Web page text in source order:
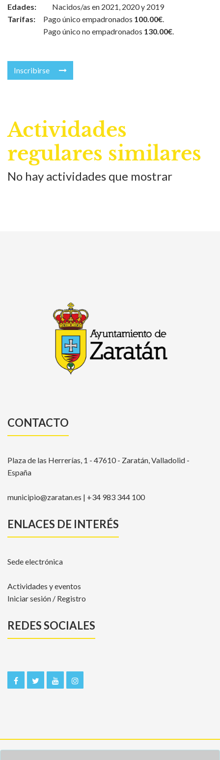
Edades:
Nacidos/as en 2021, 2020 y 2019
Tarifas:
Pago único empadronados 100.00€.
Pago único no empadronados 130.00€.
Inscribirse
Actividades
regulares similares
No hay actividades que mostrar
CONTACTO
Plaza de las Herrerías, 1 - 47610 - Zaratán, Valladolid -
España
municipio@zaratan.es | +34 983 344 100
ENLACES DE INTERÉS
Sede electrónica
Actividades y eventos
Iniciar sesión / Registro
REDES SOCIALES